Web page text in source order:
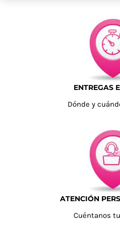
ENTREGAS
Dónde y
ATENCIÓN
Cuéntanos